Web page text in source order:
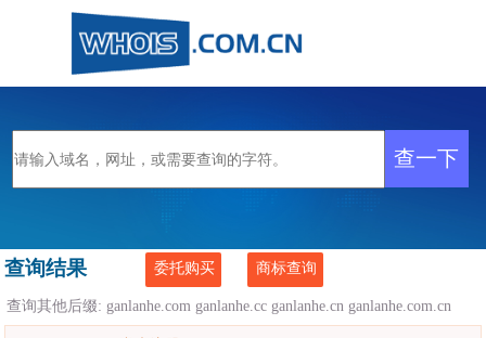
查询结果 委托购买 商标查询
查询其他后缀: ganlanhe.com ganlanhe.cc ganlanhe.cn ganlanhe.com.cn